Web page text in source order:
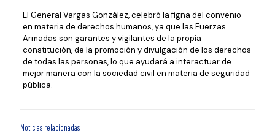
El General Vargas González, celebró la figna del convenio
en materia de derechos humanos, ya que las Fuerzas
Armadas son garantes y vigilantes de la propia
constitución, de la promoción y divulgación de los derechos
de todas las personas, lo que ayudará a interactuar de
mejor manera con la sociedad civil en materia de seguridad
pública.
Noticias relacionadas